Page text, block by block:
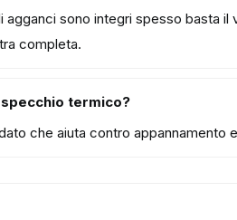
agganci sono integri spesso basta
completa.
termico?
che aiuta contro